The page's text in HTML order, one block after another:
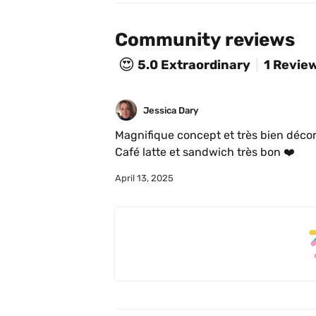
Community reviews
😍 5.0 Extraordinary 1
Jessica Dary
Magnifique concept et très bien
Café latte et sandwich très bon ❤️
April 13, 2025